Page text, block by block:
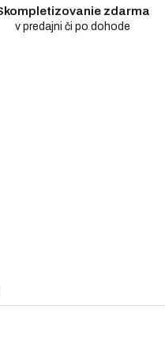
zdarma
v predajni či po dohode